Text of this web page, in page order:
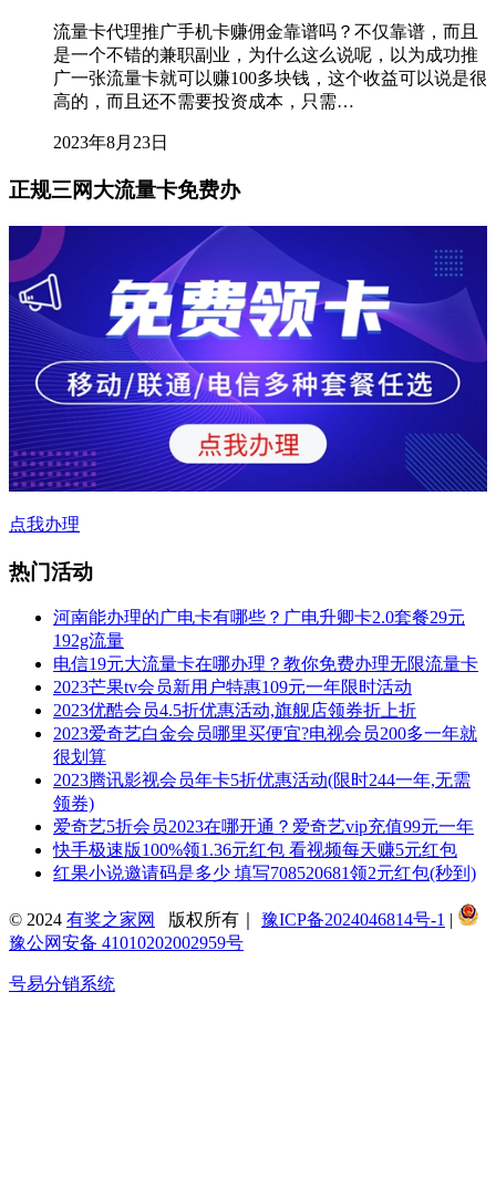
流量卡代理推广手机卡赚佣金靠谱吗？不仅靠谱，而且
是一个不错的兼职副业，为什么这么说呢，以为成功推
广一张流量卡就可以赚100多块钱，这个收益可以说是很
高的，而且还不需要投资成本，只需…
2023年8月23日
正规三网大流量卡免费办
点我办理
热门活动
河南能办理的广电卡有哪些？广电升卿卡2.0套餐29元
192g流量
电信19元大流量卡在哪办理？教你免费办理无限流量卡
2023芒果tv会员新用户特惠109元一年限时活动
2023优酷会员4.5折优惠活动,旗舰店领券折上折
2023爱奇艺白金会员哪里买便宜?电视会员200多一年就
很划算
2023腾讯影视会员年卡5折优惠活动(限时244一年,无需
领券)
爱奇艺5折会员2023在哪开通？爱奇艺vip充值99元一年
快手极速版100%领1.36元红包 看视频每天赚5元红包
红果小说邀请码是多少 填写708520681领2元红包(秒到)
© 2024 有奖之家网 版权所有｜ 豫ICP备2024046814号-1 |
豫公网安备 41010202002959号
号易分销系统